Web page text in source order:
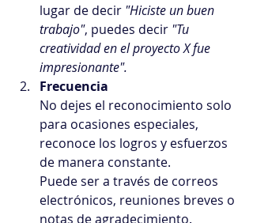
lugar de decir "Hiciste un buen
trabajo", puedes decir "Tu
creatividad en el proyecto X fue
impresionante".
Frecuencia
No dejes el reconocimiento solo
para ocasiones especiales,
reconoce los logros y esfuerzos
de manera constante.
Puede ser a través de correos
electrónicos, reuniones breves o
notas de agradecimiento.